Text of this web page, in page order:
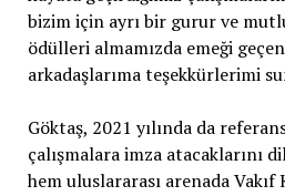
bizim için ayrı bir gurur ve
ödülleri almamızda emeği
arkadaşlarıma teşekkürlerimi
Göktaş, 2021 yılında da
çalışmalara imza atacaklarını
hem uluslararası arenada Vakıf